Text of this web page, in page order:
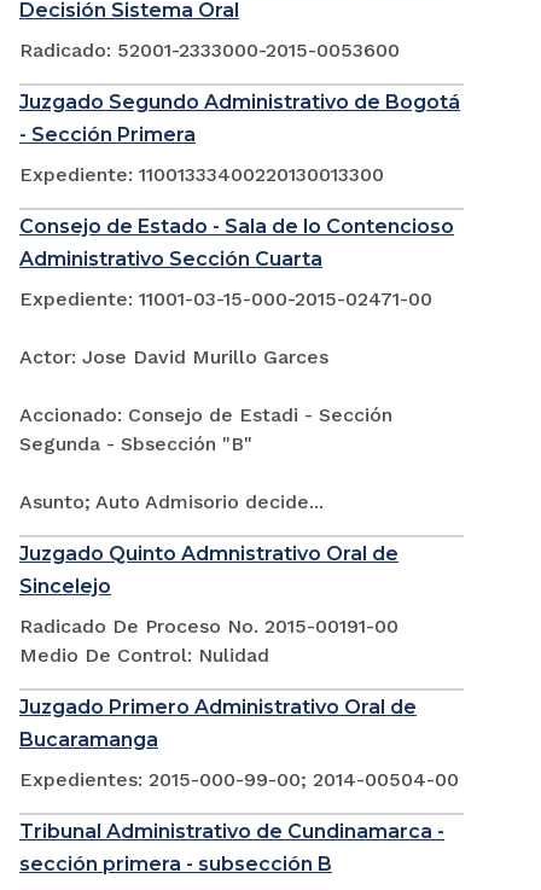
Decisión Sistema Oral
Radicado: 52001-2333000-2015-0053600
Juzgado Segundo Administrativo de Bogotá
- Sección Primera
Expediente: 11001333400220130013300
Consejo de Estado - Sala de lo Contencioso
Administrativo Sección Cuarta
Expediente: 11001-03-15-000-2015-02471-00
Actor: Jose David Murillo Garces
Accionado: Consejo de Estadi - Sección
Segunda - Sbsección "B"
Asunto; Auto Admisorio decide...
Juzgado Quinto Admnistrativo Oral de
Sincelejo
Radicado De Proceso No. 2015-00191-00
Medio De Control: Nulidad
Juzgado Primero Administrativo Oral de
Bucaramanga
Expedientes: 2015-000-99-00; 2014-00504-00
Tribunal Administrativo de Cundinamarca -
sección primera - subsección B